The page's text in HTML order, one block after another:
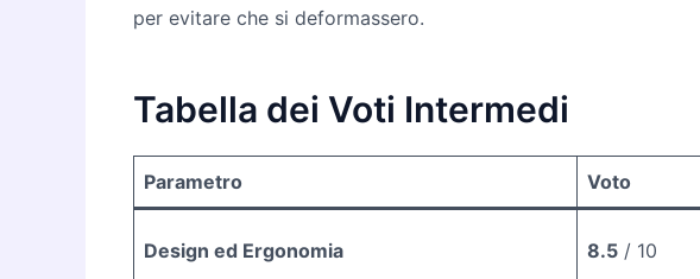
per evitare che si deformassero.
Tabella dei Voti Intermedi
Parametro Voto
Design ed Ergonomia 8.5 / 10